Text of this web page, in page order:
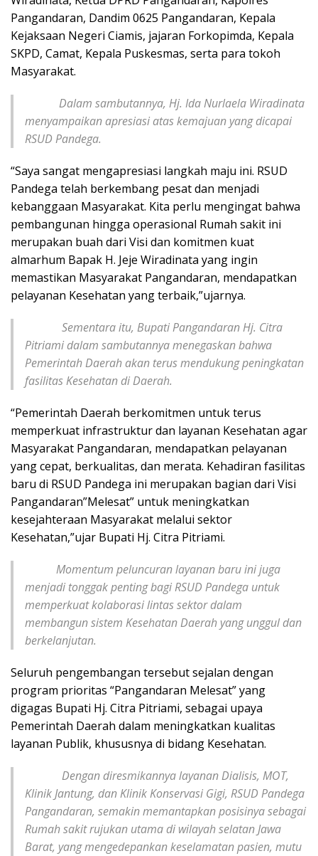
Pangandaran, Dandim 0625 Pangandaran, Kepala
Kejaksaan Negeri Ciamis, jajaran Forkopimda, Kepala
SKPD, Camat, Kepala Puskesmas, serta para tokoh
Masyarakat.
Dalam sambutannya, Hj. Ida Nurlaela Wiradinata
menyampaikan apresiasi atas kemajuan yang dicapai
RSUD Pandega.
“Saya sangat mengapresiasi langkah maju ini. RSUD
Pandega telah berkembang pesat dan menjadi
kebanggaan Masyarakat. Kita perlu mengingat bahwa
pembangunan hingga operasional Rumah sakit ini
merupakan buah dari Visi dan komitmen kuat
almarhum Bapak H. Jeje Wiradinata yang ingin
memastikan Masyarakat Pangandaran, mendapatkan
pelayanan Kesehatan yang terbaik,”ujarnya.
Sementara itu, Bupati Pangandaran Hj. Citra
Pitriami dalam sambutannya menegaskan bahwa
Pemerintah Daerah akan terus mendukung peningkatan
fasilitas Kesehatan di Daerah.
“Pemerintah Daerah berkomitmen untuk terus
memperkuat infrastruktur dan layanan Kesehatan agar
Masyarakat Pangandaran, mendapatkan pelayanan
yang cepat, berkualitas, dan merata. Kehadiran fasilitas
baru di RSUD Pandega ini merupakan bagian dari Visi
Pangandaran”Melesat” untuk meningkatkan
kesejahteraan Masyarakat melalui sektor
Kesehatan,”ujar Bupati Hj. Citra Pitriami.
Momentum peluncuran layanan baru ini juga
menjadi tonggak penting bagi RSUD Pandega untuk
memperkuat kolaborasi lintas sektor dalam
membangun sistem Kesehatan Daerah yang unggul dan
berkelanjutan.
Seluruh pengembangan tersebut sejalan dengan
program prioritas “Pangandaran Melesat” yang
digagas Bupati Hj. Citra Pitriami, sebagai upaya
Pemerintah Daerah dalam meningkatkan kualitas
layanan Publik, khususnya di bidang Kesehatan.
Dengan diresmikannya layanan Dialisis, MOT,
Klinik Jantung, dan Klinik Konservasi Gigi, RSUD Pandega
Pangandaran, semakin memantapkan posisinya sebagai
Rumah sakit rujukan utama di wilayah selatan Jawa
Barat, yang mengedepankan keselamatan pasien, mutu